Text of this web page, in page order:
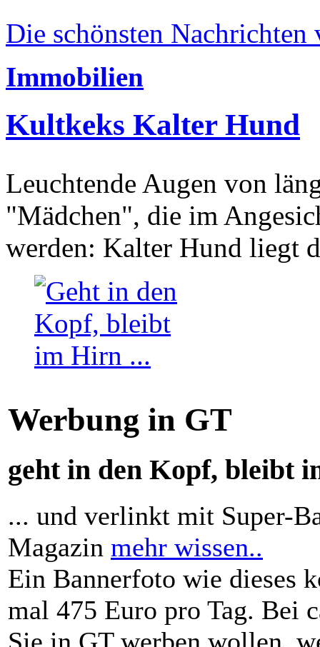
Die schönsten Nachrichten
Immobilien
Kultkeks Kalter Hund
Leuchtende Augen von
"Mädchen", die im
werden: Kalter Hund liegt
Werbung in GT
geht in den Kopf, bleibt
... und verlinkt mit Super-
Magazin mehr wissen..
Ein Bannerfoto wie dieses
mal 475 Euro pro Tag. Bei